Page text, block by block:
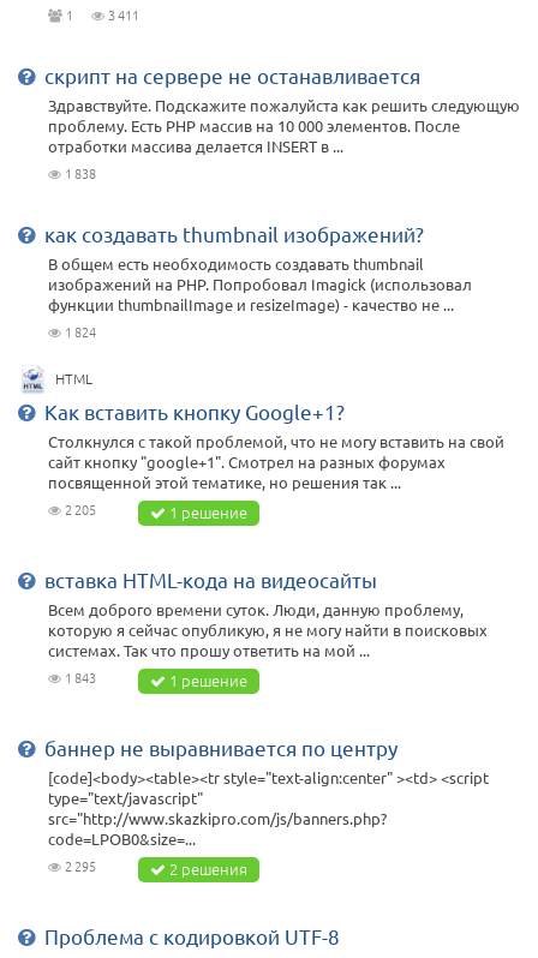
1 3 411
скрипт на сервере не останавливается
Здравствуйте. Подскажите пожалуйста как решить следующую
проблему. Есть PHP массив на 10 000 элементов. После
отработки массива делается INSERT в ...
1 838
как создавать thumbnail изображений?
В общем есть необходимость создавать thumbnail
изображений на PHP. Попробовал Imagick (использовал
функции thumbnailImage и resizeImage) - качество не ...
1 824
HTML
Как вставить кнопку Google+1?
Столкнулся с такой проблемой, что не могу вставить на свой
сайт кнопку "google+1". Смотрел на разных форумах
посвященной этой тематике, но решения так ...
2 205 1 решение
вставка HTML-кода на видеосайты
Всем доброго времени суток. Люди, данную проблему,
которую я сейчас опубликую, я не могу найти в поисковых
системах. Так что прошу ответить на мой ...
1 843 1 решение
баннер не выравнивается по центру
[code]<body><table><tr style="text-align:center" ><td> <script
type="text/javascript"
src="http://www.skazkipro.com/js/banners.php?
code=LPOB0&size=...
2 295 2 решения
Проблема с кодировкой UTF-8